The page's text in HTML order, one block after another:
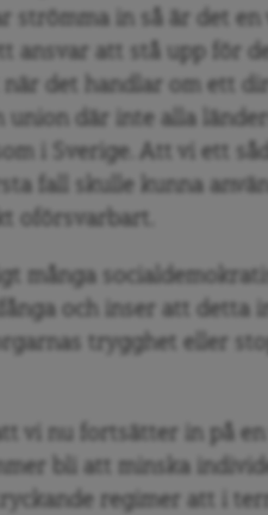
strömma in så är det
ansvar att stå upp för
det handlar om ett
union där inte alla
i Sverige. Att vi ett
fall skulle kunna
oförsvarbart.
många
och inser att detta
trygghet eller
vi nu fortsätter in på en
bli att minska
regimer att i